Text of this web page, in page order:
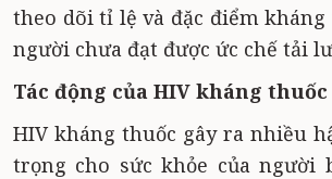
theo dõi tỉ lệ và đặc điểm
người chưa đạt được ức chế tải
Tác động của HIV kháng thuốc
HIV kháng thuốc gây ra nhiều
trọng cho sức khỏe của người